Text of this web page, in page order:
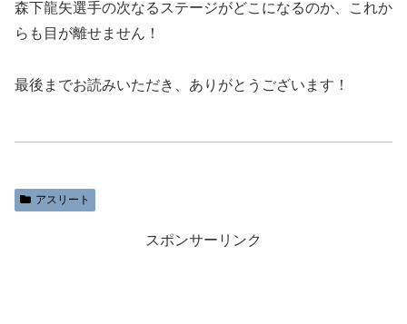
森下龍矢選手の次なるステージがどこになるのか、これか
らも目が離せません！
最後までお読みいただき、ありがとうございます！
アスリート
スポンサーリンク